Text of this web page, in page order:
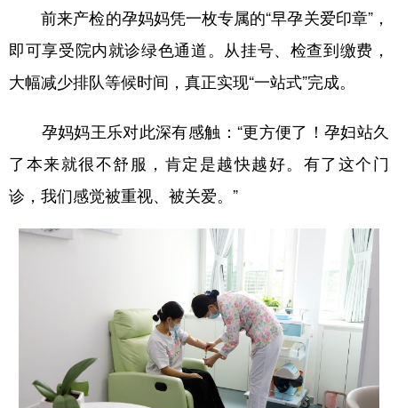
前来产检的孕妈妈凭一枚专属的“早孕关爱印章”，
即可享受院内就诊绿色通道。从挂号、检查到缴费，
大幅减少排队等候时间，真正实现“一站式”完成。
孕妈妈王乐对此深有感触：“更方便了！孕妇站久
了本来就很不舒服，肯定是越快越好。有了这个门
诊，我们感觉被重视、被关爱。”